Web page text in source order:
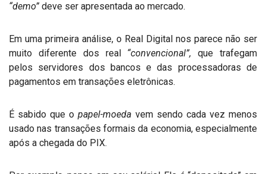
“demo” deve ser apresentada ao mercado.
Em uma primeira análise, o Real Digital nos parece não ser
muito diferente dos real “convencional”, que trafegam
pelos servidores dos bancos e das processadoras de
pagamentos em transações eletrônicas.
É sabido que opapel-moeda vem sendo cada vez menos
usado nas transações formais da economia, especialmente
após a chegada do PIX.